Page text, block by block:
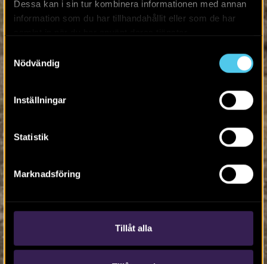
Dessa kan i sin tur kombinera informationen med annan
information som du har tillhandahållit eller som de har
Nödvändig
Inställningar
Statistik
Marknadsföring
Tillåt alla